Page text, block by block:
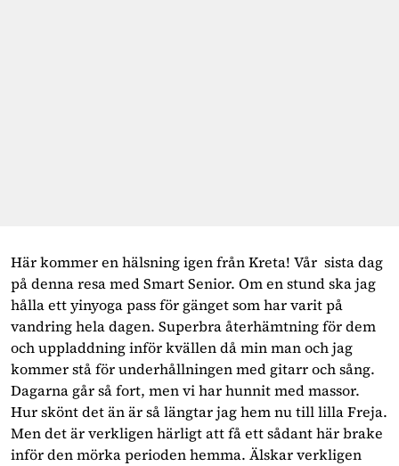
Här kommer en hälsning igen från Kreta! Vår sista dag
på denna resa med Smart Senior. Om en stund ska jag
hålla ett yinyoga pass för gänget som har varit på
vandring hela dagen. Superbra återhämtning för dem
och uppladdning inför kvällen då min man och jag
kommer stå för underhållningen med gitarr och sång.
Dagarna går så fort, men vi har hunnit med massor.
Hur skönt det än är så längtar jag hem nu till lilla Freja.
Men det är verkligen härligt att få ett sådant här brake
inför den mörka perioden hemma. Älskar verkligen